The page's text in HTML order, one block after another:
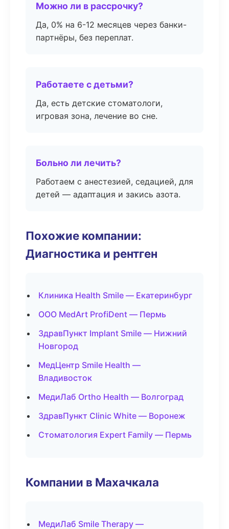
Можно ли в рассрочку?
Да, 0% на 6-12 месяцев через банки-
партнёры, без переплат.
Работаете с детьми?
Да, есть детские стоматологи,
игровая зона, лечение во сне.
Больно ли лечить?
Работаем с анестезией, седацией, для
детей — адаптация и закись азота.
Похожие компании:
Диагностика и рентген
Клиника Health Smile — Екатеринбург
ООО MedArt ProfiDent — Пермь
ЗдравПункт Implant Smile — Нижний
Новгород
МедЦентр Smile Health —
Владивосток
МедиЛаб Ortho Health — Волгоград
ЗдравПункт Clinic White — Воронеж
Стоматология Expert Family — Пермь
Компании в Махачкала
МедиЛаб Smile Therapy —